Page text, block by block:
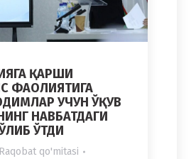
ҚАРШИ
ФАОЛИЯТИГА
УЧУН ЎҚУВ
НАВБАТДАГИ
ЎТДИ
Raqobat qo'mitasi